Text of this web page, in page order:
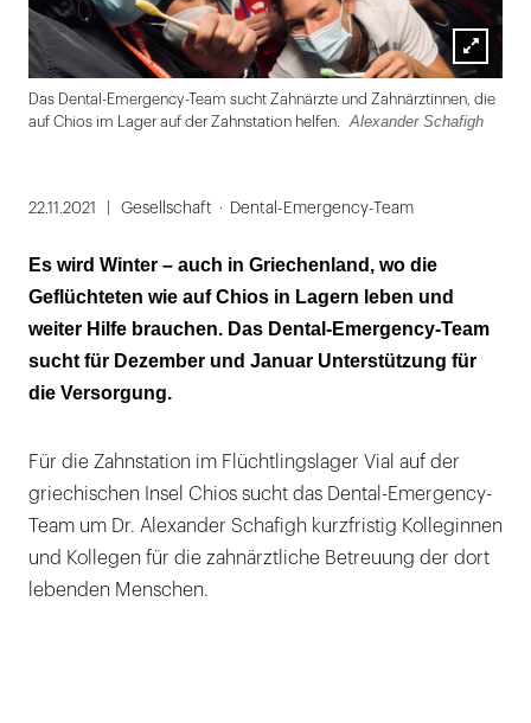
Lightbox
öffnen
Das Dental-Emergency-Team sucht Zahnärzte und Zahnärztinnen, die
auf Chios im Lager auf der Zahnstation helfen.
Alexander Schafigh
1
2
22.11.2021 Gesellschaft Dental-Emergency-Team
Es wird Winter – auch in Griechenland, wo die
Geflüchteten wie auf Chios in Lagern leben und
weiter Hilfe brauchen. Das Dental-Emergency-Team
sucht für Dezember und Januar Unterstützung für
die Versorgung.
Für die Zahnstation im Flüchtlingslager Vial auf der
griechischen Insel Chios sucht das Dental-Emergency-
Team um Dr. Alexander Schafigh kurzfristig Kolleginnen
und Kollegen für die zahnärztliche Betreuung der dort
lebenden Menschen.